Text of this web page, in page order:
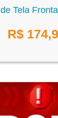
Tela
R$